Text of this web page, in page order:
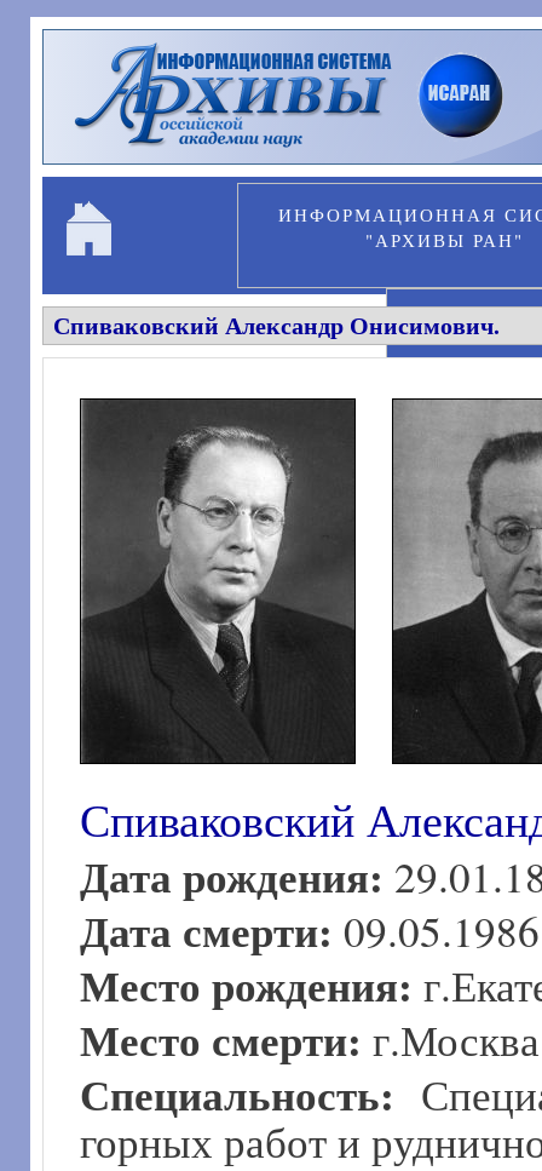
Перейти к основному содержанию
ИНФОРМАЦИОННАЯ
"АРХИВЫ РАН"
Спиваковский Александр Онисимович.
Спиваковский
Дата рождения:
Дата смерти: 09.05.1986
Место рождения:
Место смерти: г.Москва
Специальность:
горных работ и